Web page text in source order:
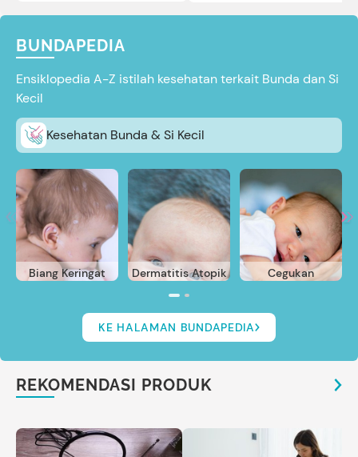
BUNDAPEDIA
Ensiklopedia A-Z istilah kesehatan terkait Bunda dan Si
Kecil
Kesehatan Bunda & Si Kecil
Biang Keringat Dermatitis Atopik Cegukan
KE HALAMAN BUNDAPEDIA
REKOMENDASI PRODUK